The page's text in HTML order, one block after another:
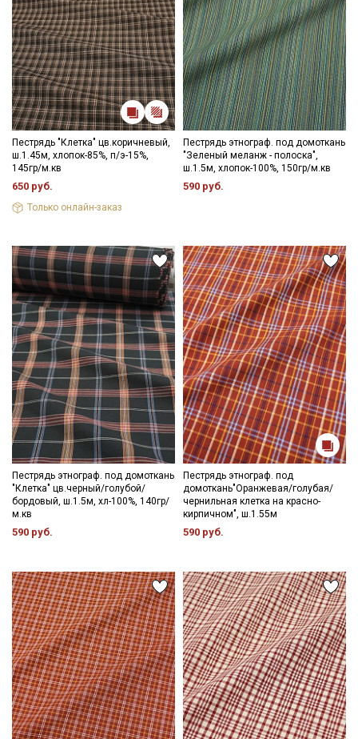
Пестрядь "Клетка" цв.коричневый,
ш.1.45м, хлопок-85%, п/э-15%,
145гр/м.кв
650 руб.
Только онлайн-заказ
Пестрядь этнограф. под домоткань
"Зеленый меланж - полоска",
ш.1.5м, хлопок-100%, 150гр/м.кв
590 руб.
Пестрядь этнограф. под домоткань
"Клетка" цв.черный/голубой/
бордовый, ш.1.5м, хл-100%, 140гр/
м.кв
590 руб.
Пестрядь этнограф. под
домоткань"Оранжевая/голубая/
чернильная клетка на красно-
кирпичном", ш.1.55м
590 руб.